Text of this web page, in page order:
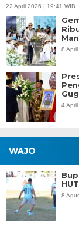
22 April 2026 | 19:41 WIB
8
4
WAJO
8